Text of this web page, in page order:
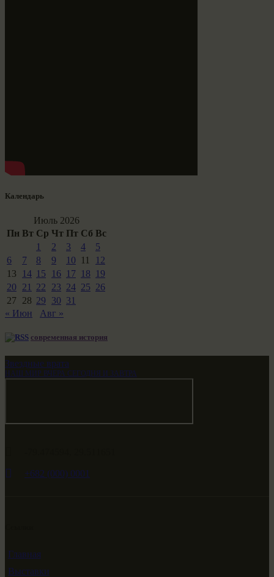
Календарь
Июль 2026
Пн Вт Ср Чт Пт Сб Вс
1
2 3 4
5
6
7 8 9 10 11
12
13
14 15 16 17 18
19
20
21 22 23 24 25 26
27 28 29 30 31
« Июн
Авг »
современная история
Звездные врата
НАШ МИР ВЧЕРА СЕГОДНЯ И ЗАВТРА
+682 (000) 0001
Главная
Выставки